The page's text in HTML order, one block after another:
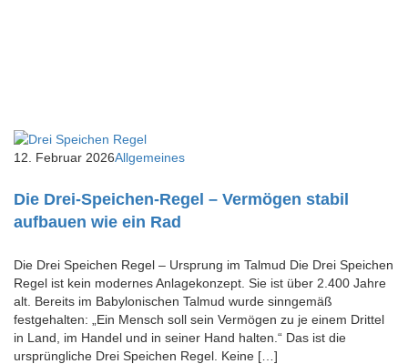
12. Februar 2026Allgemeines
Die Drei-Speichen-Regel – Vermögen stabil
aufbauen wie ein Rad
Die Drei Speichen Regel – Ursprung im Talmud Die Drei Speichen
Regel ist kein modernes Anlagekonzept. Sie ist über 2.400 Jahre
alt. Bereits im Babylonischen Talmud wurde sinngemäß
festgehalten: „Ein Mensch soll sein Vermögen zu je einem Drittel
in Land, im Handel und in seiner Hand halten.“ Das ist die
ursprüngliche Drei Speichen Regel. Keine […]